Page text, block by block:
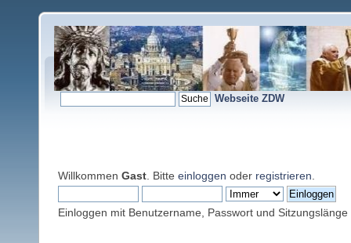
Webseite ZDW
Willkommen Gast . Bitte einloggen oder registrieren
Einloggen mit Benutzername, Passwort und Sitzungslänge